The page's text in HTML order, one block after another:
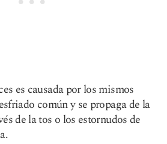
es causada por los mismos
común y se propaga de la
de la tos o los estornudos de